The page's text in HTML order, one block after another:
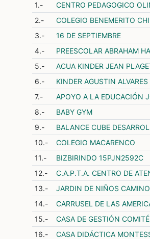
1.-
CENTRO PEDAGOGICO
2.-
COLEGIO BENEMERITO
3.-
16 DE SEPTIEMBRE
4.-
PREESCOLAR ABRAHAM
5.-
ACUA KINDER JEAN
6.-
KINDER AGUSTIN ALVARES
7.-
APOYO A LA EDUCACIÓN
8.-
BABY GYM
9.-
BALANCE CUBE
10.-
COLEGIO MACARENCO
11.-
BIZBIRINDO 15PJN2592C
12.-
C.A.P.T.A. CENTRO DE
13.-
JARDIN DE NIÑOS
14.-
CARRUSEL DE LAS
15.-
CASA DE GESTIÓN
16.-
CASA DIDÁCTICA